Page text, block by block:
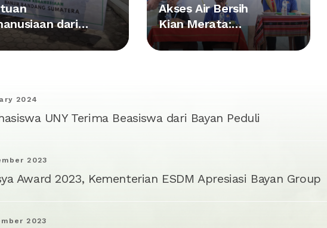
dari
Tiba di
Utama Agam
Akses Air Bersih
Kian Merata:
Kolaborasi Plan
Indonesia dan
2024
UNY Terima Beasiswa dari Bayan Peduli
2023
Award 2023, Kementerian ESDM Apresiasi Bayan Group
2023